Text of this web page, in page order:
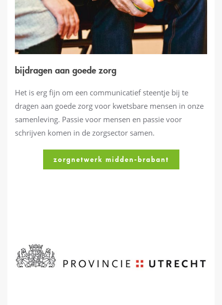
bijdragen aan goede zorg
Het is erg fijn om een communicatief steentje bij te
dragen aan goede zorg voor kwetsbare mensen in onze
samenleving. Passie voor mensen en passie voor
schrijven komen in de zorgsector samen.
zorgnetwerk midden-brabant